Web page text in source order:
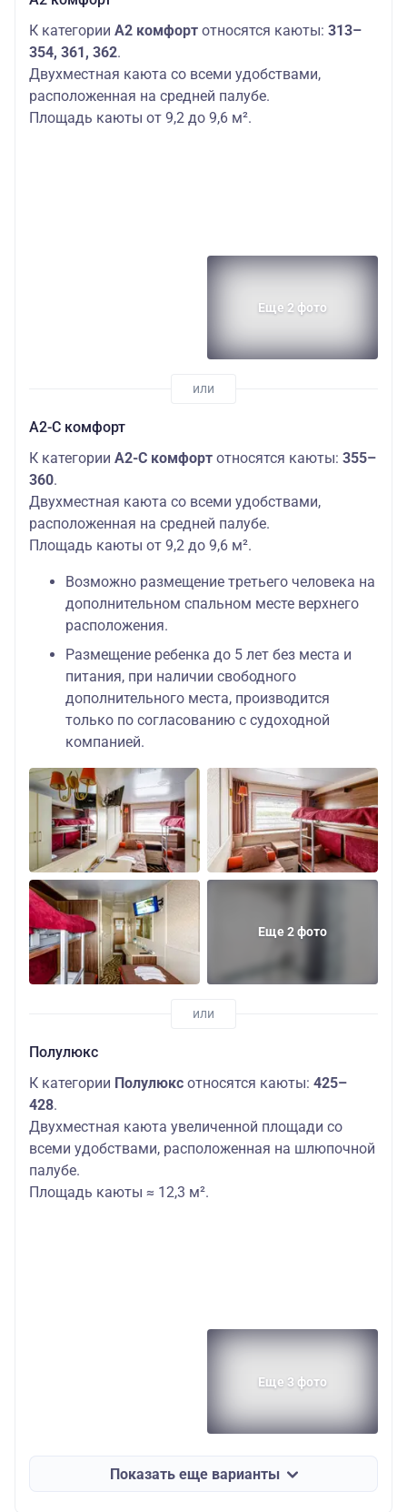
К категории А2 комфорт относятся каюты: 313–
354, 361, 362.
Двухместная каюта со всеми удобствами,
расположенная на средней палубе.
Площадь каюты от 9,2 до 9,6 м².
Еще 2 фото
А2-С комфорт
К категории А2-С комфорт относятся каюты: 355–
360.
Двухместная каюта со всеми удобствами,
расположенная на средней палубе.
Площадь каюты от 9,2 до 9,6 м².
Возможно размещение третьего человека на
дополнительном спальном месте верхнего
расположения.
Размещение ребенка до 5 лет без места и
питания, при наличии свободного
дополнительного места, производится
только по согласованию с судоходной
компанией.
Еще 2 фото
Полулюкс
К категории Полулюкс относятся каюты: 425–
428.
Двухместная каюта увеличенной площади со
всеми удобствами, расположенная на шлюпочной
палубе.
Площадь каюты ≈ 12,3 м².
Еще 3 фото
Показать еще варианты